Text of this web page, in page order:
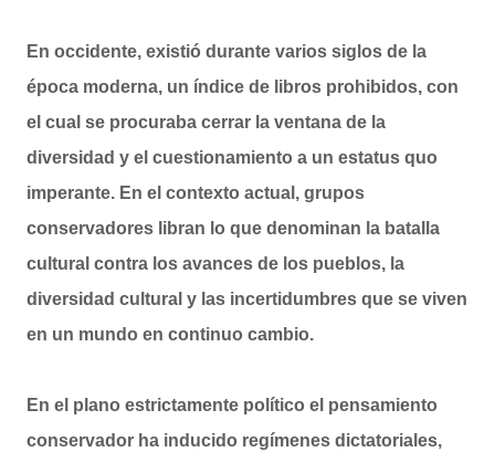
En occidente, existió durante varios siglos de la
época moderna, un índice de libros prohibidos, con
el cual se procuraba cerrar la ventana de la
diversidad y el cuestionamiento a un estatus quo
imperante. En el contexto actual, grupos
conservadores libran lo que denominan la batalla
cultural contra los avances de los pueblos, la
diversidad cultural y las incertidumbres que se viven
en un mundo en continuo cambio.
En el plano estrictamente político el pensamiento
conservador ha inducido regímenes dictatoriales,